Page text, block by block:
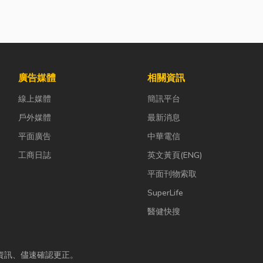
廣告媒體
線上媒體
戶外媒體
平面廣告
工商日誌
相關資訊
簡訊平台
最新消息
中華電信
英文黃頁(ENG)
平面刊物索取
SuperLife
醫健快搜
、儘速確認更正。